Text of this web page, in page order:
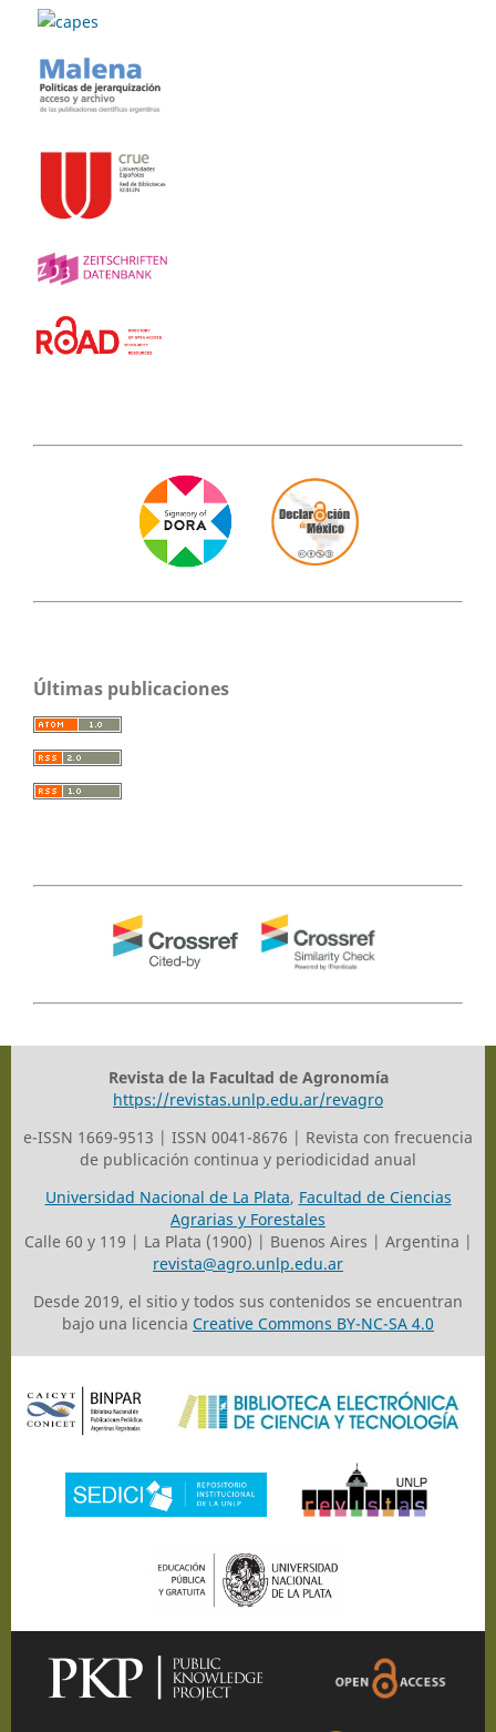
Últimas publicaciones
Revista de la Facultad de Agronomía
https://revistas.unlp.edu.ar/revagro
e-ISSN 1669-9513 | ISSN 0041-8676 | Revista con frecuencia
de publicación continua y periodicidad anual
Universidad Nacional de La Plata, Facultad de Ciencias
Agrarias y Forestales
Calle 60 y 119 | La Plata (1900) | Buenos Aires | Argentina |
revista@agro.unlp.edu.ar
Desde 2019, el sitio y todos sus contenidos se encuentran
bajo una licencia Creative Commons BY-NC-SA 4.0